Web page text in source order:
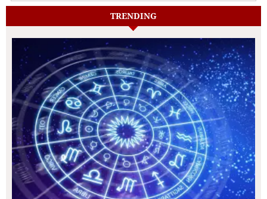
TRENDING